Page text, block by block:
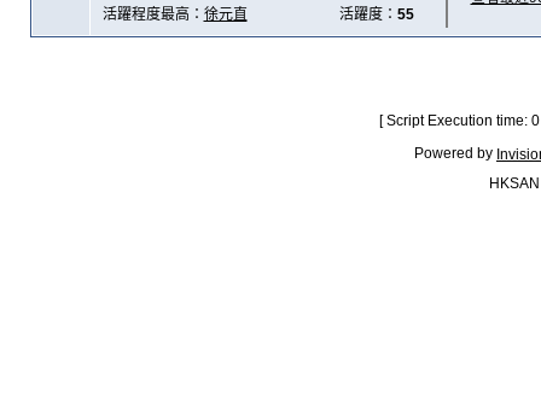
活躍程度最高： 徐元直 活躍度： 55
[ Script Execution time:
Powered by